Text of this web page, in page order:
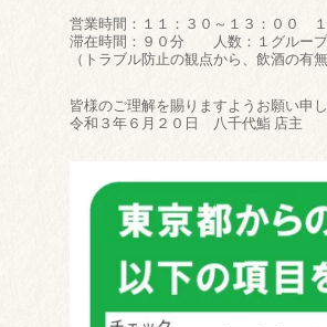
営業時間：１１：３０～１３：００
滞在時間：９０分 人数：１グループ
（トラブル防止の観点から、飲酒の有
皆様のご理解を賜りますようお願い申し
令和３年６月２０日 八千代鮨 店主